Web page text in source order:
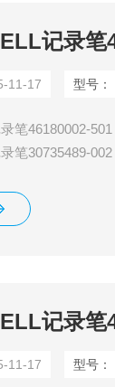
记录笔
11-17 型号：
笔46180002-
笔30735489-
笔30735489-006
记录笔
11-17 型号：